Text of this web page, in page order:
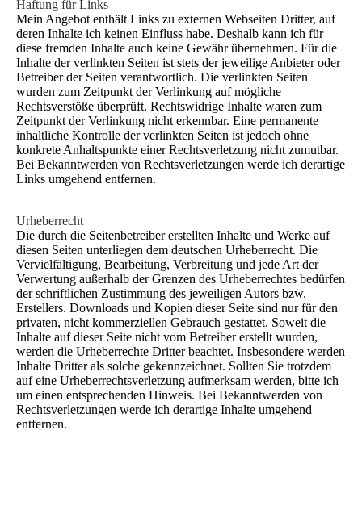
Haftung für Links
Mein Angebot enthält Links zu externen Webseiten Dritter, auf
deren Inhalte ich keinen Einfluss habe. Deshalb kann ich für
diese fremden Inhalte auch keine Gewähr übernehmen. Für die
Inhalte der verlinkten Seiten ist stets der jeweilige Anbieter oder
Betreiber der Seiten verantwortlich. Die verlinkten Seiten
wurden zum Zeitpunkt der Verlinkung auf mögliche
Rechtsverstöße überprüft. Rechtswidrige Inhalte waren zum
Zeitpunkt der Verlinkung nicht erkennbar. Eine permanente
inhaltliche Kontrolle der verlinkten Seiten ist jedoch ohne
konkrete Anhaltspunkte einer Rechtsverletzung nicht zumutbar.
Bei Bekanntwerden von Rechtsverletzungen werde ich derartige
Links umgehend entfernen.
Urheberrecht
Die durch die Seitenbetreiber erstellten Inhalte und Werke auf
diesen Seiten unterliegen dem deutschen Urheberrecht. Die
Vervielfältigung, Bearbeitung, Verbreitung und jede Art der
Verwertung außerhalb der Grenzen des Urheberrechtes bedürfen
der schriftlichen Zustimmung des jeweiligen Autors bzw.
Erstellers. Downloads und Kopien dieser Seite sind nur für den
privaten, nicht kommerziellen Gebrauch gestattet. Soweit die
Inhalte auf dieser Seite nicht vom Betreiber erstellt wurden,
werden die Urheberrechte Dritter beachtet. Insbesondere werden
Inhalte Dritter als solche gekennzeichnet. Sollten Sie trotzdem
auf eine Urheberrechtsverletzung aufmerksam werden, bitte ich
um einen entsprechenden Hinweis. Bei Bekanntwerden von
Rechtsverletzungen werde ich derartige Inhalte umgehend
entfernen.